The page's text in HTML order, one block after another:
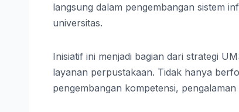
langsung dalam pengembangan sistem
universitas.
Inisiatif ini menjadi bagian dari strategi
layanan perpustakaan. Tidak hanya
pengembangan kompetensi,